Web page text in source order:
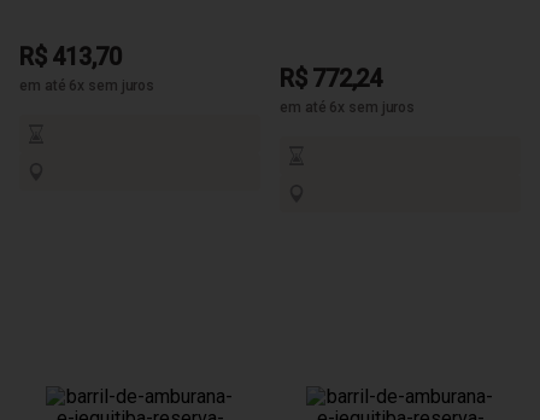
R$ 413,70
em até 6x sem juros R$ 772,24
em até 6x sem juros